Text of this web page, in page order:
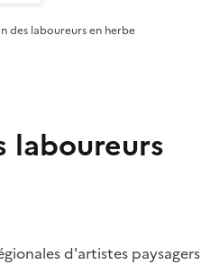
des laboureurs en herbe
laboureurs
d'artistes paysagers